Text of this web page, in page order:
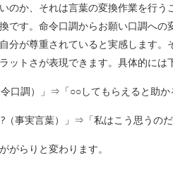
のか、それは言葉の変換作業を行
です。命令口調からお願い口調へ
分が尊重されていると実感します
ットさが表現できます。具体的には
令口調）」⇒「○○してもらえると助か
?（事実言葉）」⇒「私はこう思うの
がらりと変わります。